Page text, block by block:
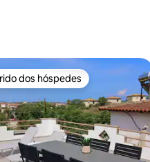
melhores preferidos dos
dos hóspedes